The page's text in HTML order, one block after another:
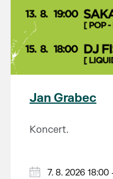
Jan Grabec
Koncert.
7. 8. 2026 18:00